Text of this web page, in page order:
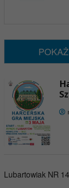
Lubartowiak NR